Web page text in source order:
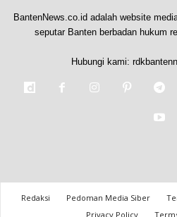
BantenNews.co.id adalah website
seputar Banten berbadan hukum
Hubungi kami:
Redaksi Pedoman Media Siber
Privacy Policy